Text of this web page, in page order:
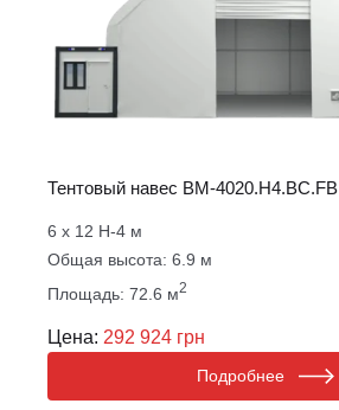
Тентовый навес ВM-4020.Н4.BС.FB
6 х 12 Н-4 м
Общая высота: 6.9 м
Площадь: 72.6 м2
Цена: 292 924 грн
Подробнее